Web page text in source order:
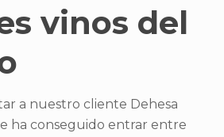
vinos del
a nuestro cliente Dehesa
ha conseguido entrar entre